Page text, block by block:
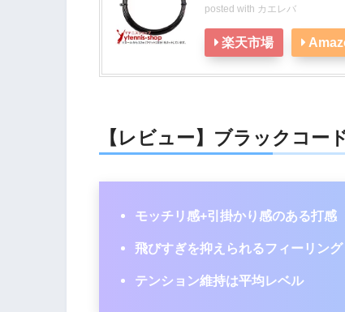
posted with カエレバ
楽天市場
【レビュー】ブラックコー
モッチリ感+引掛かり感のある打感
飛びすぎを抑えられるフィーリング
テンション維持は平均レベル